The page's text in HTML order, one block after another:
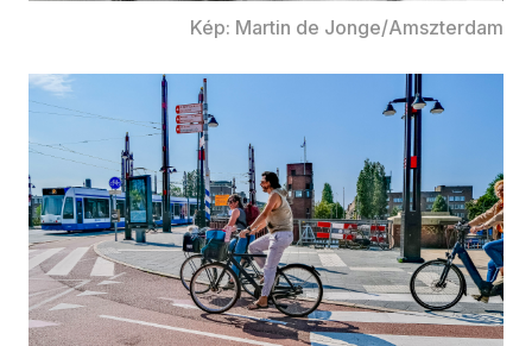
Kép: Martin de Jonge/Amszterdam